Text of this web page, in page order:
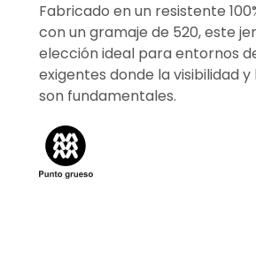
Fabricado en un resistente
con un gramaje de 520, este
elección ideal para entornos
exigentes donde la visibilidad
son fundamentales.